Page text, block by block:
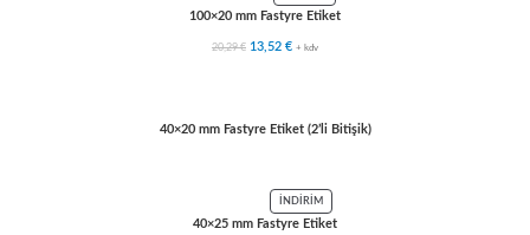
100×20 mm Fastyre Etiket
20,29€ 13,52 € + kdv
40×20 mm Fastyre Etiket (2’li Bitişik)
İNDIRIM
40×25 mm Fastyre Etiket